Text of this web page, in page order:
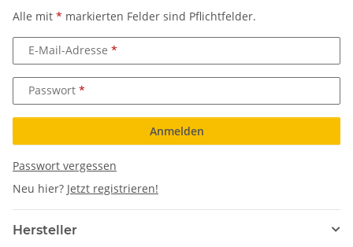
Alle mit * markierten Felder sind Pflichtfelder.
E-Mail-Adresse
Passwort
Anmelden
Passwort vergessen
Neu hier? Jetzt registrieren!
Hersteller